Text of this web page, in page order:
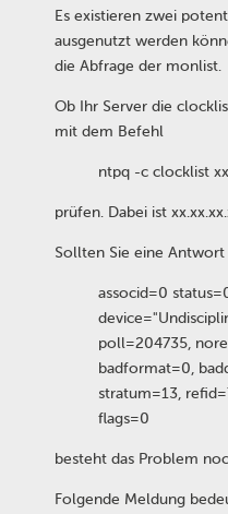
Es existieren zwei
ausgenutzt werden
die Abfrage der monlist.
Ob Ihr Server die
mit dem Befehl
ntpq -c clocklist
prüfen. Dabei ist
Sollten Sie eine
associd=0
poll=204735,
badformat=0,
stratum=13,
flags=0
besteht das Problem
Folgende Meldung